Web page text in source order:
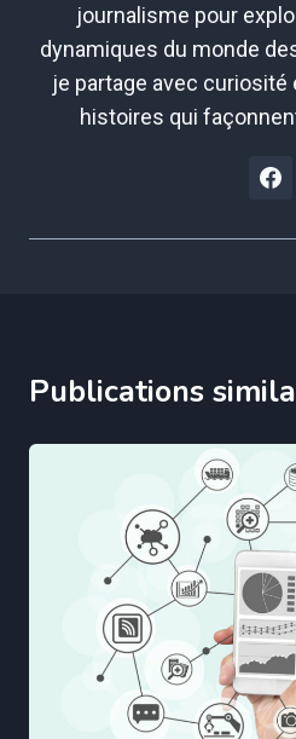
journalisme pour
dynamiques du monde
je partage avec
histoires qui
Publications